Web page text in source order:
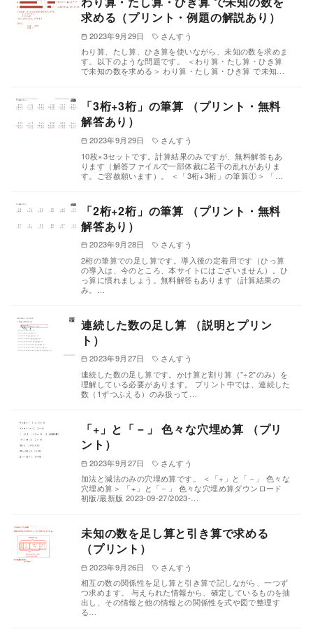
求める（プリント・例題の解説あり）
2023年9月29日
さんすう
わり算、たし算、ひき算を使いながら、未知の数を求めま
す。以下のような問題です。 ＜わり算・たし算・ひき算
で未知の数を求める＞ わり算・たし算・ひき算 で未知…
「3桁+3桁」の筆算 （プリント・無料
解答あり）
2023年9月29日
さんすう
10枚×3セットです。計算結果のみですが、無料解答もあ
ります（解答ファイルで一部体裁に若干の乱れがありま
す。ご容赦願います）。 ＜「3桁+3桁」の筆算①＞ 「…
「2桁+2桁」の筆算 （プリント・無料
解答あり）
2023年9月28日
さんすう
2桁の筆算での足し算です。導入後の定着用です（ひっ算
の導入は、今のところ、本サイトにはございません）。ひ
っ算に慣れましょう。無料解答もあります（計算結果の
み。…
連続した数の足し算 （説明とプリン
ト）
2023年9月27日
さんすう
連続した数の足し算です。かけ算と割り算（"÷2"のみ）を
理解している必要があります。 プリント中では、連続した
数（1ずつふえる）のみ扱って…
「+」と「－」 色々な穴埋め算 （プリ
ント）
2023年9月27日
さんすう
加法と減法のみの穴埋め算です。 ＜「+」と「－」 色々な
穴埋め算＞ 「+」と「－」 色々な穴埋め算ダウンロード
初版/最新版 2023-09-27/2023-…
未知の数を足し算と引き算で求める
（プリント）
2023年9月26日
さんすう
相互の数の関係性を足し算と引き算で記しながら、一つず
つ求めます。 与えられた情報から、確定しているものを抽
出し、その情報と他の情報との関係性を式や図で整理す
る…